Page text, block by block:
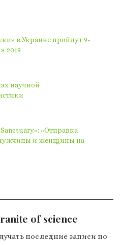
в Украине пройдут 9-
2019
научной
«Отправка
и женщины на
of science
последние записи по